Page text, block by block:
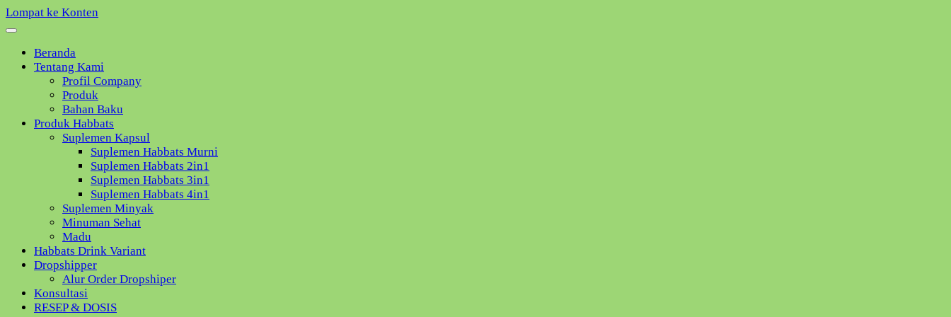
Lompat ke Konten
Beranda
Tentang Kami
Profil Company
Produk
Bahan Baku
Produk Habbats
Suplemen Kapsul
Suplemen Habbats Murni
Suplemen Habbats 2in1
Suplemen Habbats 3in1
Suplemen Habbats 4in1
Suplemen Minyak
Minuman Sehat
Madu
Habbats Drink Variant
Dropshipper
Alur Order Dropshiper
Konsultasi
RESEP & DOSIS